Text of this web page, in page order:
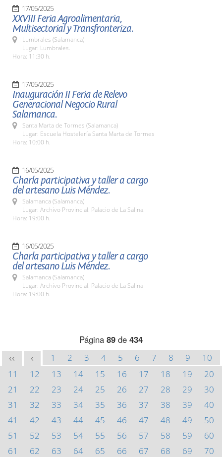
17/05/2025
XXVIII Feria Agroalimentaria,
Multisectorial y Transfronteriza.
Lumbrales (Salamanca)
Lugar: Lumbrales.
Hora: 11:30 h.
17/05/2025
Inauguración II Feria de Relevo
Generacional Negocio Rural
Salamanca.
Santa Marta de Tormes (Salamanca)
Lugar: Escuela Hostelería Santa Marta de Tormes
Hora: 10:00 h.
16/05/2025
Charla participativa y taller a cargo
del artesano Luis Méndez.
Salamanca (Salamanca)
Lugar: Archivo Provincial. Palacio de La Salina.
Hora: 19:00 h.
16/05/2025
Charla participativa y taller a cargo
del artesano Luis Méndez.
Salamanca (Salamanca)
Lugar: Archivo Provincial. Palacio de La Salina
Hora: 19:00 h.
Página 89 de 434
<< < 1 2 3 4 5 6 7 8 9
10
11
12 13 14 15 16 17 18 19
20
21
22 23 24 25 26 27 28 29
30
31
32 33 34 35 36 37 38 39
40
41
42 43 44 45 46 47 48 49
50
51
52 53 54 55 56 57 58 59
60
61
62 63 64 65 66 67 68 69
70